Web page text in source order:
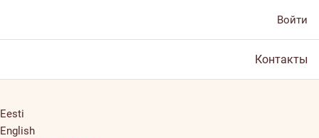
Войти
Контакты
Eesti
English